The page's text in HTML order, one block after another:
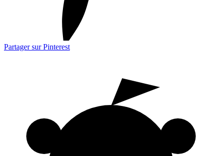
Partager sur Pinterest